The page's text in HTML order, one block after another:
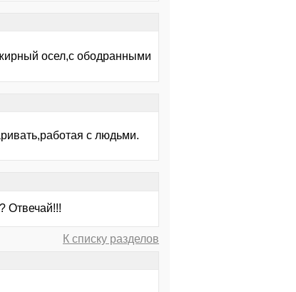
осел,с ободранными
с людьми.
Отвечай!!!
К списку разделов